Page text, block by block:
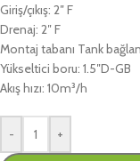
Giriş/çıkış: 2″ F
Drenaj: 2″ F
Montaj tabanı Tank
Yükseltici boru: 1.5″D-GB
Akış hızı: 10m³/h
- +